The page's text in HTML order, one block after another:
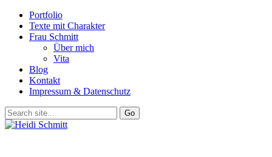
Portfolio
Texte mit Charakter
Frau Schmitt
Über mich
Vita
Blog
Kontakt
Impressum & Datenschutz